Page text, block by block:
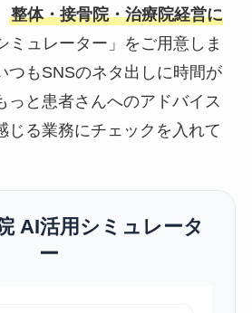
整体・接骨院・治療院経営に
ミュレーター」をご用意しま
つもSNSのネタ出しに時間が
っと患者さんへのアドバイス
じる業務にチェックを入れて
AI活用シミュレータ
ー